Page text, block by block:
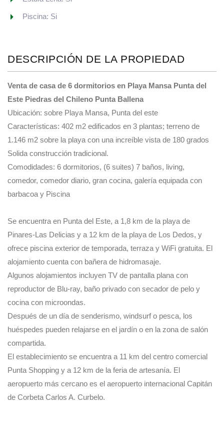
Piscina: Si
DESCRIPCIÓN DE LA PROPIEDAD
Venta de casa de 6 dormitorios en Playa Mansa Punta del
Este Piedras del Chileno Punta Ballena
Ubicación: sobre Playa Mansa, Punta del este
Características: 402 m2 edificados en 3 plantas; terreno de
1.146 m2 sobre la playa con una increíble vista de 180 grados
Solida construcción tradicional.
Comodidades: 6 dormitorios, (6 suites) 7 baños, living,
comedor, comedor diario, gran cocina, galería equipada con
barbacoa y Piscina
Se encuentra en Punta del Este, a 1,8 km de la playa de
Pinares-Las Delicias y a 12 km de la playa de Los Dedos, y
ofrece piscina exterior de temporada, terraza y WiFi gratuita. El
alojamiento cuenta con bañera de hidromasaje.
Algunos alojamientos incluyen TV de pantalla plana con
reproductor de Blu-ray, baño privado con secador de pelo y
cocina con microondas.
Después de un día de senderismo, windsurf o pesca, los
huéspedes pueden relajarse en el jardín o en la zona de salón
compartida.
El establecimiento se encuentra a 11 km del centro comercial
Punta Shopping y a 12 km de la feria de artesanía. El
aeropuerto más cercano es el aeropuerto internacional Capitán
de Corbeta Carlos A. Curbelo.